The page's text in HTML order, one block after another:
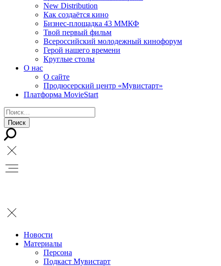
New Distribution
Как создаётся кино
Бизнес-площадка 43 ММКФ
Твой первый фильм
Всероссийский молодежный кинофорум
Герой нашего времени
Круглые столы
О нас
О сайте
Продюсерский центр «Мувистарт»
Платформа MovieStart
Новости
Материалы
Персона
Подкаст Мувистарт